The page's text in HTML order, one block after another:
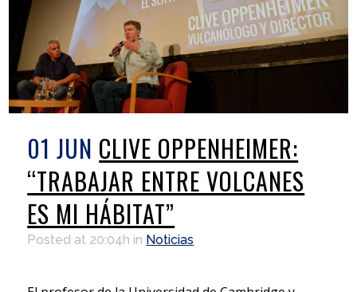
01 JUN CLIVE OPPENHEIMER:
“TRABAJAR ENTRE VOLCANES
ES MI HÁBITAT”
Posted at 20:04h in Noticias